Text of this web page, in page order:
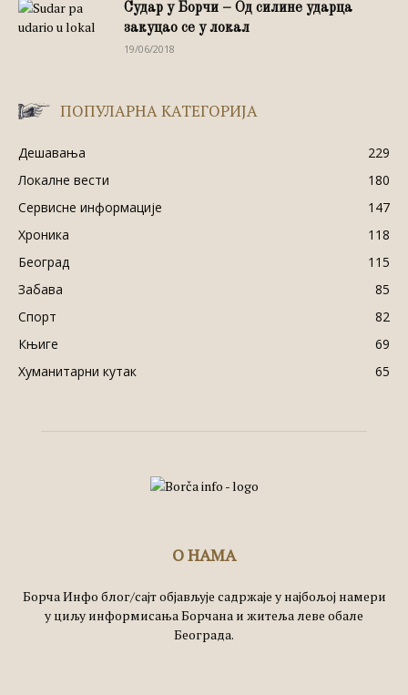
Судар у Борчи – Од силине ударца
закуцао се у локал
19/06/2018
ПОПУЛАРНА КАТЕГОРИЈА
Дешавања
229
Локалне вести
180
Сервисне информације
147
Хроника
118
Београд
115
Забава
85
Спорт
82
Књиге
69
Хуманитарни кутак
65
О НАМА
Борча Инфо блог/сајт објављује садржаје у најбољој намери
у циљу информисања Борчана и житеља леве обале
Београда.